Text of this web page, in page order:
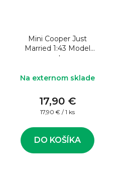
Mini Cooper Just
Married 1:43 Model
auta
Na externom sklade
17,90 €
Jednotková
17,90 € / 1 ks
DO KOŠÍKA